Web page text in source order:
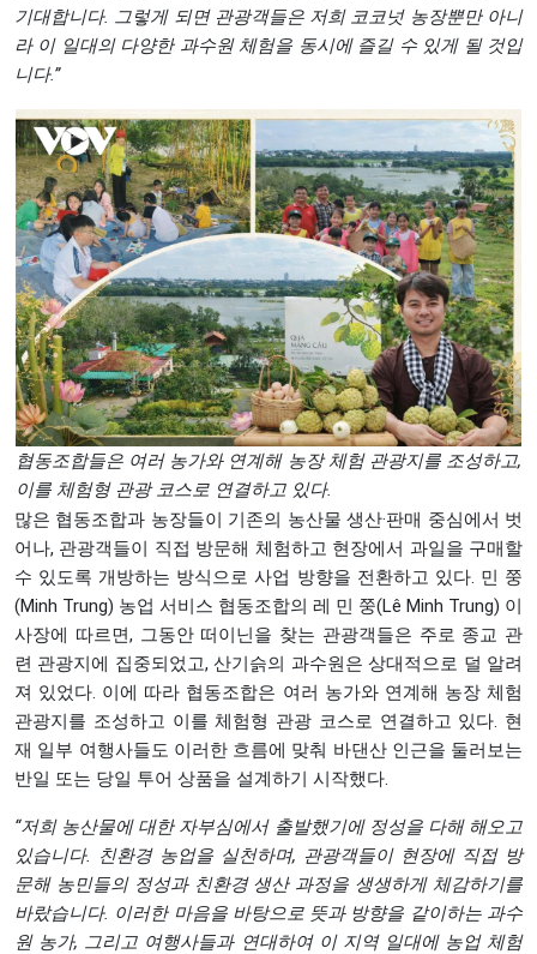
기대합니다. 그렇게 되면 관광객들은 저희 코코넛 농장뿐만 아니
라 이 일대의 다양한 과수원 체험을 동시에 즐길 수 있게 될 것입
니다.”
협동조합들은 여러 농가와 연계해 농장 체험 관광지를 조성하고,
이를 체험형 관광 코스로 연결하고 있다.
많은 협동조합과 농장들이 기존의 농산물 생산·판매 중심에서 벗
어나, 관광객들이 직접 방문해 체험하고 현장에서 과일을 구매할
수 있도록 개방하는 방식으로 사업 방향을 전환하고 있다. 민 쭝
(Minh Trung) 농업 서비스 협동조합의 레 민 쭝(Lê Minh Trung) 이
사장에 따르면, 그동안 떠이닌을 찾는 관광객들은 주로 종교 관
련 관광지에 집중되었고, 산기슭의 과수원은 상대적으로 덜 알려
져 있었다. 이에 따라 협동조합은 여러 농가와 연계해 농장 체험
관광지를 조성하고 이를 체험형 관광 코스로 연결하고 있다. 현
재 일부 여행사들도 이러한 흐름에 맞춰 바댄산 인근을 둘러보는
반일 또는 당일 투어 상품을 설계하기 시작했다.
“저희 농산물에 대한 자부심에서 출발했기에 정성을 다해 해오고
있습니다. 친환경 농업을 실천하며, 관광객들이 현장에 직접 방
문해 농민들의 정성과 친환경 생산 과정을 생생하게 체감하기를
바랐습니다. 이러한 마음을 바탕으로 뜻과 방향을 같이하는 과수
원 농가, 그리고 여행사들과 연대하여 이 지역 일대에 농업 체험